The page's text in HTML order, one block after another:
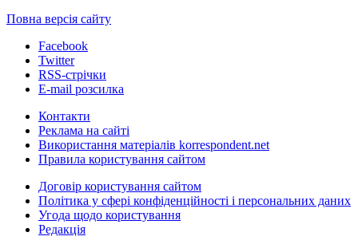
Повна версія сайту
Facebook
Twitter
RSS-стрічки
E-mail розсилка
Контакти
Реклама на сайті
Використання матеріалів korrespondent.net
Правила користування сайтом
Договір користування сайтом
Політика у сфері конфіденційності і персональних даних
Угода щодо користування
Редакція